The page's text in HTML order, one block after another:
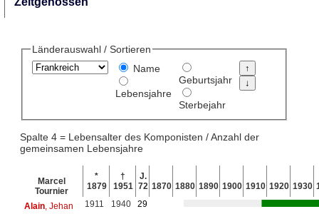
Länderauswahl / Sortieren
Name
Lebensjahre
Geburtsjahr
Sterbejahr
Spalte 4 = Lebensalter des Komponisten / Anzahl der
gemeinsamen Lebensjahre
Marcel
Tournier
*
1879
†
1951
J.
72 1870 1880 1890 1900 1910 1920 1930
Alain, Jehan 1911 1940
29